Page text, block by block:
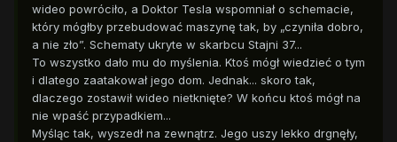
wideo powróciło, a Doktor Tesla wspomniał o schemacie,
który mógłby przebudować maszynę tak, by „czyniła dobro,
a nie zło”. Schematy ukryte w skarbcu Stajni 37...
To wszystko dało mu do myślenia. Ktoś mógł wiedzieć o tym
i dlatego zaatakował jego dom. Jednak... skoro tak,
dlaczego zostawił wideo nietknięte? W końcu ktoś mógł na
nie wpaść przypadkiem...
Myśląc tak, wyszedł na zewnątrz. Jego uszy lekko drgnęły,